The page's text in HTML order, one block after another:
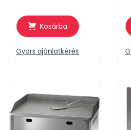
Kosárba
Gyors ajánlatkérés